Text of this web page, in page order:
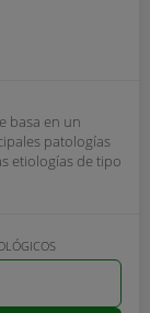
basa en un
patologías
etiologías de tipo